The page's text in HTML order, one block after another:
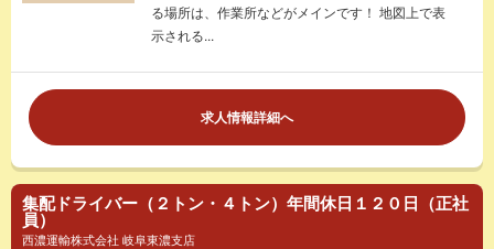
る場所は、作業所などがメインです！ 地図上で表
示される...
求人情報詳細へ
集配ドライバー（２トン・４トン）年間休日１２０日（正社
員）
西濃運輸株式会社 岐阜東濃支店